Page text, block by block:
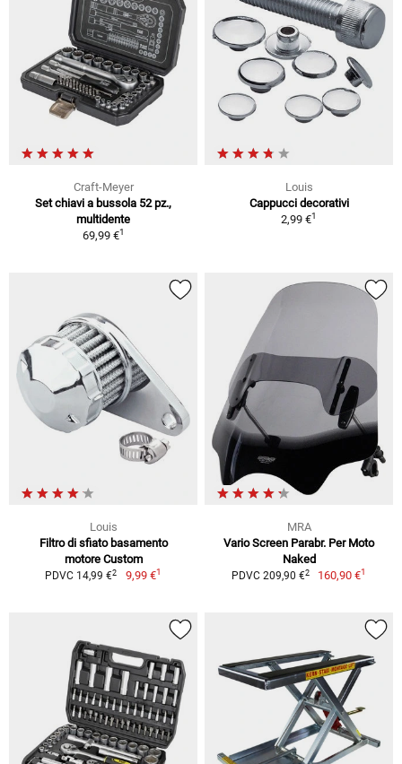
Craft-Meyer
Set chiavi a bussola 52 pz.,
multidente
69,99 €1
Louis
Cappucci decorativi
2,99 €1
Louis
Filtro di sfiato basamento
motore Custom
PDVC 14,99 €2 9,99 €1
MRA
Vario Screen Parabr. Per Moto
Naked
PDVC 209,90 €2 160,90 €1